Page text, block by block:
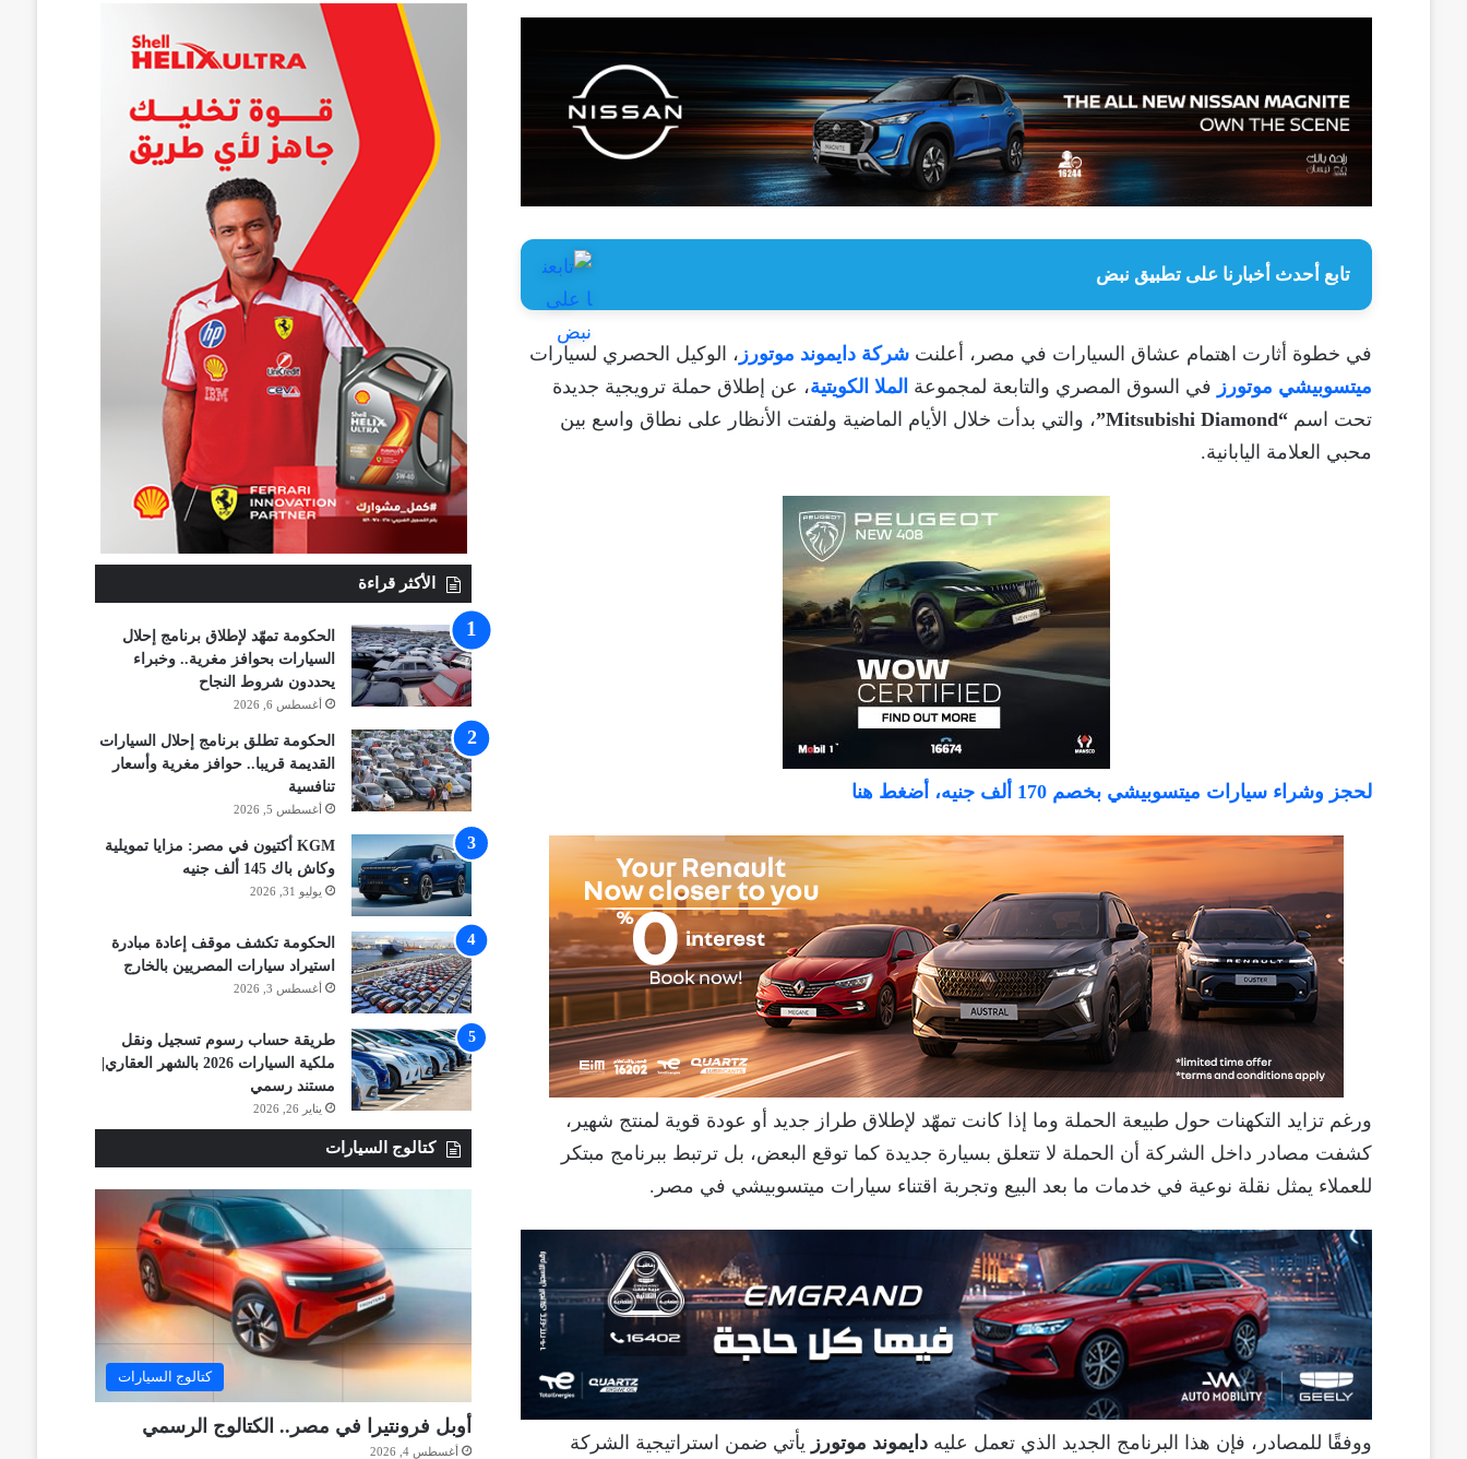
تابع أحدث أخبارنا على تطبيق نبض
في خطوة أثارت اهتمام عشاق السيارات في مصر، أعلنت شركة دايموند موتورز ، الوكيل الحصري لسيارات
ميتسوبيشي موتورز في السوق المصري والتابعة لمجموعة الملا الكويتية، عن إطلاق حملة ترويجية جديدة
تحت اسم “Mitsubishi Diamond”
، والتي بدأت خلال الأيام الماضية ولفتت الأنظار على نطاق واسع بين
محبي العلامة اليابانية.
لحجز وشراء سيارات ميتسوبيشي بخصم 170 ألف جنيه، أضغط هنا
ورغم تزايد التكهنات حول طبيعة الحملة وما إذا كانت تمهّد لإطلاق طراز جديد أو عودة قوية لمنتج شهير،
كشفت مصادر داخل الشركة أن الحملة لا تتعلق بسيارة جديدة كما توقع البعض، بل ترتبط ببرنامج مبتكر
للعملاء يمثل نقلة نوعية في خدمات ما بعد البيع وتجربة اقتناء سيارات ميتسوبيشي في مصر.
ووفقًا للمصادر، فإن هذا البرنامج الجديد الذي تعمل عليه دايموند موتورز يأتي ضمن استراتيجية الشركة
الأكثر قراءة
الحكومة تمهّد لإطلاق برنامج إحلال
السيارات بحوافز مغرية.. وخبراء
يحددون شروط النجاح
أغسطس 6, 2026
الحكومة تطلق برنامج إحلال السيارات
القديمة قريبا.. حوافز مغرية وأسعار
تنافسية
أغسطس 5, 2026
KGM أكتيون في مصر: مزايا تمويلية
وكاش باك 145 ألف جنيه
يوليو 31, 2026
الحكومة تكشف موقف إعادة مبادرة
استيراد سيارات المصريين بالخارج
أغسطس 3, 2026
طريقة حساب رسوم تسجيل ونقل
ملكية السيارات 2026 بالشهر العقاري|
مستند رسمي
يناير 26, 2026
كتالوج السيارات
كتالوج السيارات
أوبل فرونتيرا في مصر.. الكتالوج الرسمي
أغسطس 4, 2026